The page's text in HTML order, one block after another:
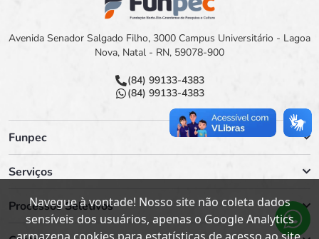
Avenida Senador Salgado Filho, 3000 Campus Universitário - Lagoa
Nova, Natal - RN, 59078-900
(84) 99133-4383
(84) 99133-4383
Funpec
Serviços
Processos Seletivos
Navegue à vontade! Nosso site não coleta dados
sensíveis dos usuários, apenas o Google Analytics